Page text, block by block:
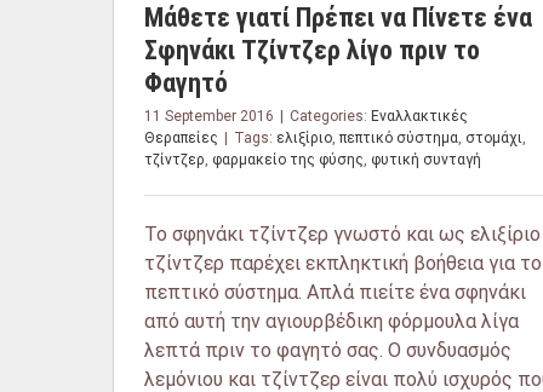
Μάθετε γιατί Πρέπει να Πίνετε ένα
Σφηνάκι Τζίντζερ λίγο πριν το
Φαγητό
11 September 2016 Categories: Εναλλακτικές
Θεραπείες
Tags: ελιξίριο,πεπτικό σύστημα, στομάχι,
τζίντζερ, φαρμακείο της φύσης, φυτική συνταγή
Το σφηνάκι τζίντζερ γνωστό και ως ελιξίριο
τζίντζερ παρέχει εκπληκτική βοήθεια για το
πεπτικό σύστημα. Απλά πιείτε ένα σφηνάκι
από αυτή την αγιουρβέδικη φόρμουλα λίγα
λεπτά πριν το φαγητό σας. Ο συνδυασμός
λεμόνιου και τζίντζερ είναι πολύ ισχυρός